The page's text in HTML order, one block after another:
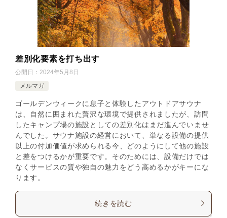
差別化要素を打ち出す
公開日： 2024年5月8日
メルマガ
ゴールデンウィークに息子と体験したアウトドアサウナ
は、自然に囲まれた贅沢な環境で提供されましたが、訪問
したキャンプ場の施設としての差別化はまだ進んでいませ
んでした。サウナ施設の経営において、単なる設備の提供
以上の付加価値が求められる今、どのようにして他の施設
と差をつけるかが重要です。そのためには、設備だけでは
なくサービスの質や独自の魅力をどう高めるかがキーにな
ります。
続きを読む